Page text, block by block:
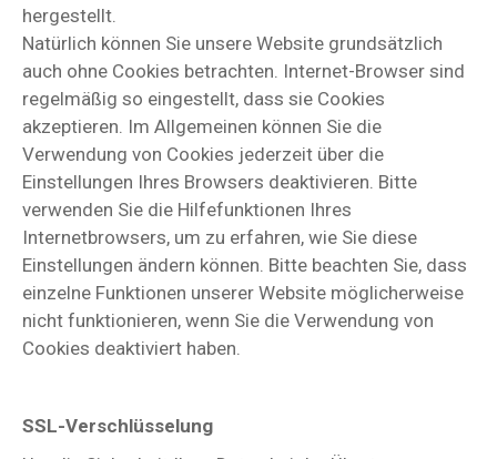
hergestellt.
Natürlich können Sie unsere Website grundsätzlich
auch ohne Cookies betrachten. Internet-Browser sind
regelmäßig so eingestellt, dass sie Cookies
akzeptieren. Im Allgemeinen können Sie die
Verwendung von Cookies jederzeit über die
Einstellungen Ihres Browsers deaktivieren. Bitte
verwenden Sie die Hilfefunktionen Ihres
Internetbrowsers, um zu erfahren, wie Sie diese
Einstellungen ändern können. Bitte beachten Sie, dass
einzelne Funktionen unserer Website möglicherweise
nicht funktionieren, wenn Sie die Verwendung von
Cookies deaktiviert haben.
SSL-Verschlüsselung